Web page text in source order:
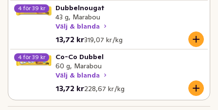
4 för 39 kr
Dubbelnougat
43 g, Marabou
Välj & blanda
13,72 kr
Nuvarande pris är: 13,72 kr
319,07 kr /kg
Styckpris: 319,07 kr /kg
4 för 39 kr
Co-Co Dubbel
60 g, Marabou
Välj & blanda
13,72 kr
Nuvarande pris är: 13,72 kr
228,67 kr /kg
Styckpris: 228,67 kr /kg